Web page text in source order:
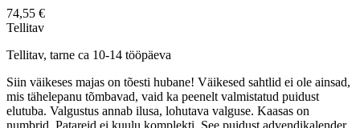
74,55 €
Tellitav
Tellitav, tarne ca 10-14 tööpäeva
Siin väikeses majas on tõesti hubane! Väikesed sahtlid ei ole ainsad,
mis tähelepanu tõmbavad, vaid ka peenelt valmistatud puidust
elutuba. Valgustus annab ilusa, lohutava valguse. Kaasas on
numbrid. Patareid ei kuulu komplekti. See puidust advendikalender